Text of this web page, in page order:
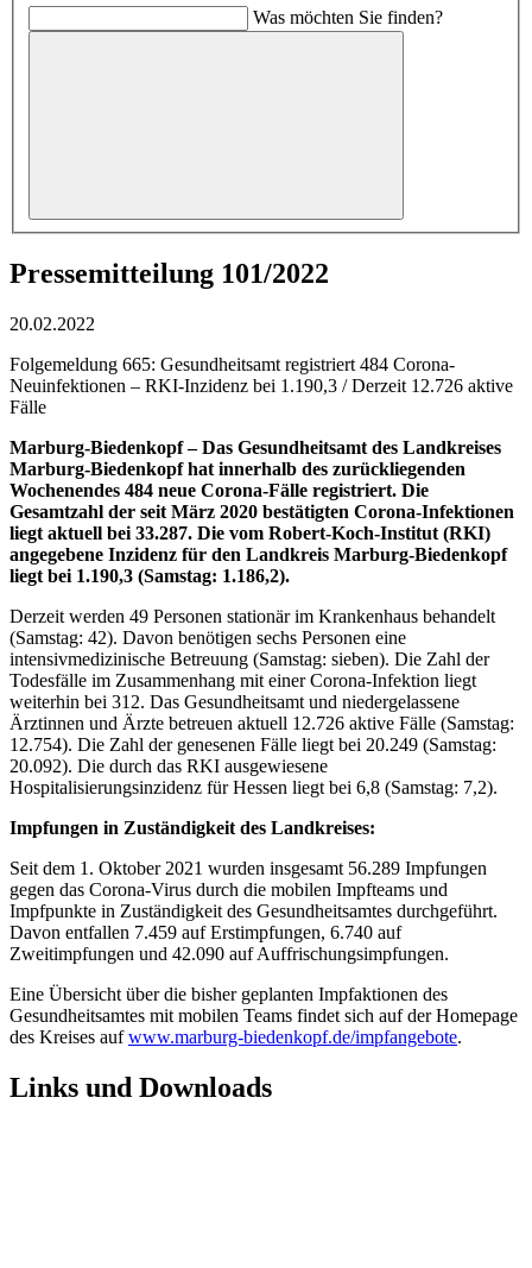
Was möchten Sie finden?
Pressemitteilung 101/2022
20.02.2022
Folgemeldung 665: Gesundheitsamt registriert 484 Corona-
Neuinfektionen – RKI-Inzidenz bei 1.190,3 / Derzeit 12.726 aktive
Fälle
Marburg-Biedenkopf –Das Gesundheitsamt des Landkreises
Marburg-Biedenkopf hat innerhalb des zurückliegenden
Wochenendes 484 neue Corona-Fälle registriert. Die
Gesamtzahl der seit März 2020 bestätigten Corona-Infektionen
liegt aktuell bei 33.287. Die vom Robert-Koch-Institut (RKI)
angegebene Inzidenz für den Landkreis Marburg-Biedenkopf
liegt bei 1.190,3 (Samstag: 1.186,2).
Derzeit werden 49 Personen stationär im Krankenhaus behandelt
(Samstag: 42). Davon benötigen sechs Personen eine
intensivmedizinische Betreuung (Samstag: sieben). Die Zahl der
Todesfälle im Zusammenhang mit einer Corona-Infektion liegt
weiterhin bei 312. Das Gesundheitsamt und niedergelassene
Ärztinnen und Ärzte betreuen aktuell 12.726 aktive Fälle (Samstag:
12.754). Die Zahl der genesenen Fälle liegt bei 20.249 (Samstag:
20.092). Die durch das RKI ausgewiesene
Hospitalisierungsinzidenz für Hessen liegt bei 6,8 (Samstag: 7,2).
Impfungen in Zuständigkeit des Landkreises:
Seit dem 1. Oktober 2021 wurden insgesamt 56.289 Impfungen
gegen das Corona-Virus durch die mobilen Impfteams und
Impfpunkte in Zuständigkeit des Gesundheitsamtes durchgeführt.
Davon entfallen 7.459 auf Erstimpfungen, 6.740 auf
Zweitimpfungen und 42.090 auf Auffrischungsimpfungen.
Eine Übersicht über die bisher geplanten Impfaktionen des
Gesundheitsamtes mit mobilen Teams findet sich auf der Homepage
des Kreises aufwww.marburg-biedenkopf.de/impfangebote.
Links und Downloads